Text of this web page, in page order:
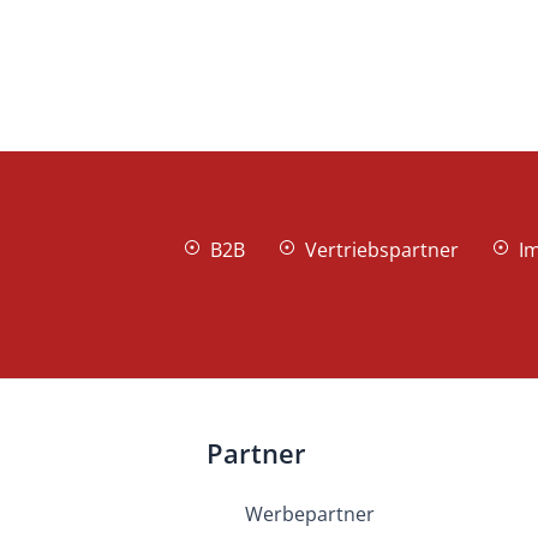
B2B Vertriebspartner
Partner
Werbepartner